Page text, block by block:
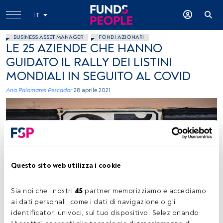
Questo sito web utilizza i cookie
Sia noi che i nostri 45 partner memorizziamo e accediamo
ai dati personali, come i dati di navigazione o gli
identificatori univoci, sul tuo dispositivo. Selezionando
IT
BUSINESS ASSET MANAGER FONDI AZIONARI
LE 25 AZIENDE CHE HANNO
GUIDATO IL RALLY DEI LISTINI
MONDIALI IN SEGUITO AL COVID
Ana Palomares Pescador 28 aprile 2021
Tempo di lettura: